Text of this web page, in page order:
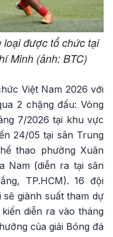
loại được tổ chức tại
Minh (ảnh: BTC)
Việt Nam 2026 với
2 chặng đấu: Vòng
7/2026 tại khu vực
24/05 tại sân Trung
thao phường Xuân
Nam (diễn ra tại sân
TP.HCM). 16 đội
giành suất tham dự
diễn ra vào tháng
của giải Bóng đá